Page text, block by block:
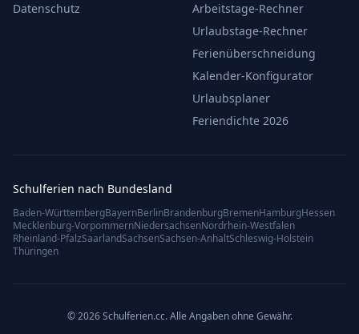
Datenschutz
Arbeitstage-Rechner
Urlaubstage-Rechner
Ferienüberschneidung
Kalender-Konfigurator
Urlaubsplaner
Feriendichte 2026
Schulferien nach Bundesland
Baden-WürttembergBayernBerlinBrandenburgBremenHamburgHessen
Mecklenburg-VorpommernNiedersachsenNordrhein-Westfalen
Rheinland-PfalzSaarlandSachsenSachsen-AnhaltSchleswig-Holstein
Thüringen
© 2026 Schulferien.cc. Alle Angaben ohne Gewähr.